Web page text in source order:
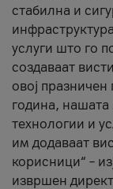
стабилна и
услуги што го
создаваат
овој
година, нашата
технологии и
им додаваат
корисници“ –
извршен